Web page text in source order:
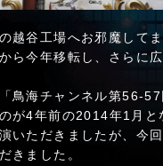
越谷工場へお邪魔して
ら今年移転し、さらに
鳥海チャンネル第56-57
が4年前の2014年1月と
いただきましたが、今
きました。